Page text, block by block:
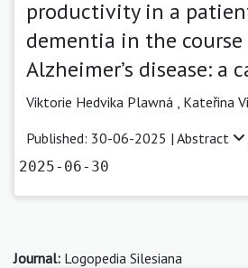
productivity in a
dementia in the
Alzheimer’s disease: a
Viktorie Hedvika Plawná
Kateřina
Published: 30-06-2025 | Abstract
2025-06-30
Journal: Logopedia Silesiana